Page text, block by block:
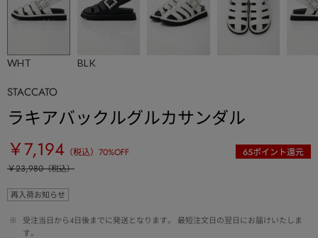
WHT BLK
STACCATO
ラキアバックルグルカサンダル
￥7,194 （税込） 70%OFF 65ポイント還元
￥23,980（税込）
再入荷お知らせ
※
受注当日から4日後までに発送となります。 最短注文日の翌日にお届けいたしま
す。